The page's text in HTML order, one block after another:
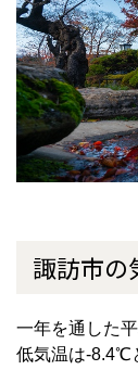
諏訪市の
一年を通した
低気温は-8.4℃